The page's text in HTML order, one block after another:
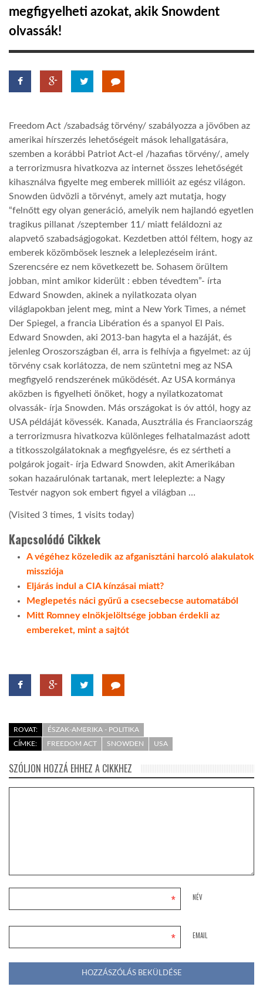
GLOBOTV
AFRIKA TUDÁSTÁR
A NAP SZÉPE
LINKTR.EE
GLOBOZSARU
LATIMO.HU
GLOBOBOOK
megfigyelheti azokat, akik Snowdent
olvassák!
Freedom Act /szabadság törvény/ szabályozza a jövőben az
amerikai hírszerzés lehetőségeit mások lehallgatására,
szemben a korábbi Patriot Act-el /hazafias törvény/, amely
a terrorizmusra hivatkozva az internet összes lehetőségét
kihasználva figyelte meg emberek millióit az egész világon.
Snowden üdvözli a törvényt, amely azt mutatja, hogy
“felnőtt egy olyan generáció, amelyik nem hajlandó egyetlen
tragikus pillanat /szeptember 11/ miatt feláldozni az
alapvető szabadságjogokat. Kezdetben attól féltem, hogy az
emberek közömbösek lesznek a leleplezéseim iránt.
Szerencsére ez nem következett be. Sohasem örültem
jobban, mint amikor kiderült : ebben tévedtem”- írta
Edward Snowden, akinek a nyilatkozata olyan
világlapokban jelent meg, mint a New York Times, a német
Der Spiegel, a francia Libération és a spanyol El Pais.
Edward Snowden, aki 2013-ban hagyta el a hazáját, és
jelenleg Oroszországban él, arra is felhívja a figyelmet: az új
törvény csak korlátozza, de nem szüntetni meg az NSA
megfigyelő rendszerének működését. Az USA kormánya
aközben is figyelheti önöket, hogy a nyilatkozatomat
olvassák- írja Snowden. Más országokat is óv attól, hogy az
USA példáját kövessék. Kanada, Ausztrália és Franciaország
a terrorizmusra hivatkozva különleges felhatalmazást adott
a titkosszolgálatoknak a megfigyelésre, és ez sértheti a
polgárok jogait- írja Edward Snowden, akit Amerikában
sokan hazaárulónak tartanak, mert leleplezte: a Nagy
Testvér nagyon sok embert figyel a világban …
(Visited 3 times, 1 visits today)
Kapcsolódó Cikkek
A végéhez közeledik az afganisztáni harcoló alakulatok
missziója
Eljárás indul a CIA kínzásai miatt?
Meglepetés náci gyűrű a csecsebecse automatából
Mitt Romney elnökjelöltsége jobban érdekli az
embereket, mint a sajtót
ROVAT:
ÉSZAK-AMERIKA - POLITIKA
CÍMKE:
FREEDOM ACT SNOWDEN USA
SZÓLJON HOZZÁ EHHEZ A CIKKHEZ
NÉV
*
EMAIL
*